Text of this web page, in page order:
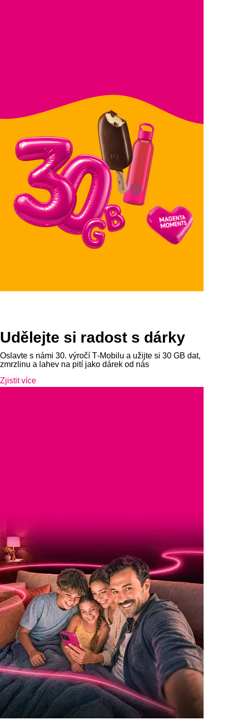
Udělejte si radost s dárky
Oslavte s námi 30. výročí T‑Mobilu a užijte si 30 GB dat,
zmrzlinu a lahev na pití jako dárek od nás
Zjistit více